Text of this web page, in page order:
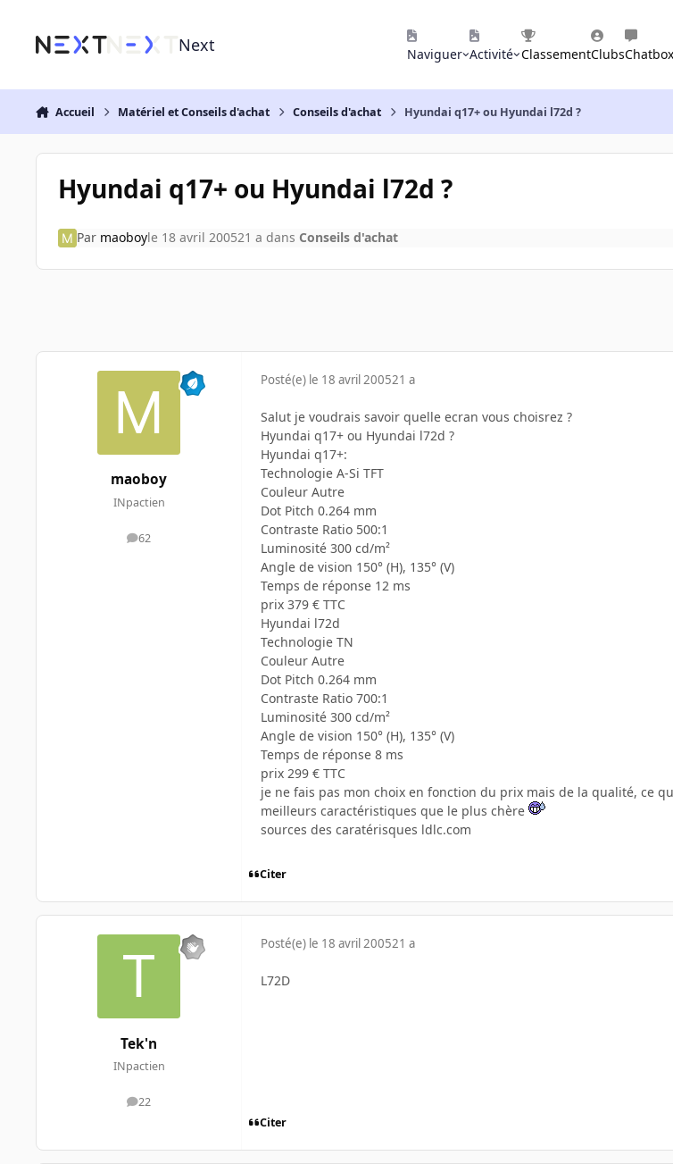
Next Naviguer Activité ClassementClubsChatbox
Accueil Matériel et Conseils d'achat Conseils d'achat Hyundai q17+ ou Hyundai l72d ?
Hyundai q17+ ou Hyundai l72d ?
Par maoboyle 18 avril 200521 a dans Conseils d'achat
maoboy
INpactien
62
messages
Posté(e) le 18 avril 200521 a
Salut je voudrais savoir quelle ecran vous choisrez ?
Hyundai q17+ ou Hyundai l72d ?
Hyundai q17+:
Technologie A-Si TFT
Couleur Autre
Dot Pitch 0.264 mm
Contraste Ratio 500:1
Luminosité 300 cd/m²
Angle de vision 150° (H), 135° (V)
Temps de réponse 12 ms
prix 379 € TTC
Hyundai l72d
Technologie TN
Couleur Autre
Dot Pitch 0.264 mm
Contraste Ratio 700:1
Luminosité 300 cd/m²
Angle de vision 150° (H), 135° (V)
Temps de réponse 8 ms
prix 299 € TTC
je ne fais pas mon choix en fonction du prix mais de la qualité, ce
meilleurs caractéristiques que le plus chère
sources des caratérisques ldlc.com
Citer
Tek'n
INpactien
22
messages
Posté(e) le 18 avril 200521 a
L72D
Citer